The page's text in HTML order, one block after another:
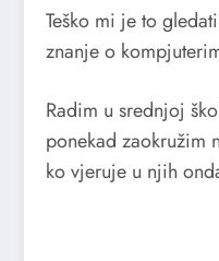
Teško mi je to
znanje o
Radim u srednjoj
ponekad zaokružim
ko vjeruje u njih